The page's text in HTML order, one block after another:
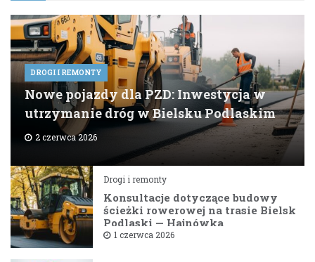
DROGI I REMONTY
Nowe pojazdy dla PZD: Inwestycja w
utrzymanie dróg w Bielsku Podlaskim
2 czerwca 2026
Drogi i remonty
Konsultacje dotyczące budowy
ścieżki rowerowej na trasie Bielsk
Podlaski — Hajnówka
1 czerwca 2026